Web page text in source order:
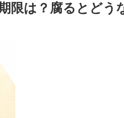
限は？腐るとどう